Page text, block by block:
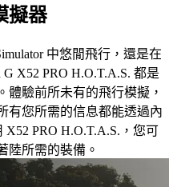
擬器
中悠閒飛行，還是在
X52 PRO H.O.T.A.S. 都是
體驗前所未有的飛行模擬，
有您所需的信息都能透過內
PRO H.O.T.A.S.，您可
陸所需的裝備。